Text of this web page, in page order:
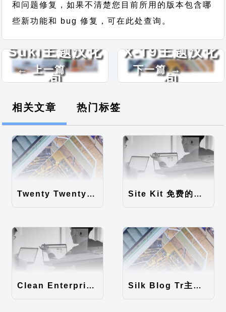
和问题修复，如果不清楚您目前所用的版本包含哪
些新功能和 bug 修复，可在此处查询。
← 上一篇
Suki主题汉化
包
下一篇 →
X-T9主题汉化
包
相关文章 热门标签
Twenty Twenty-Five 免费的WordPress内容主题 Site Kit 免费的WordPress数据统计插件
Clean Enterprise主题汉化包 Silk Blog Tr主题汉化包